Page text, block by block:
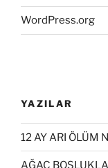
WordPress.org
YAZILAR
12 AY ARI ÖLÜM
AĞAÇ